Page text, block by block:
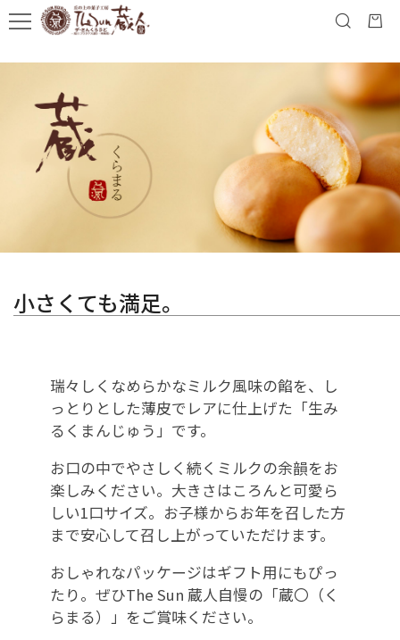
小さくても満足。
瑞々しくなめらかなミルク風味の餡を、し
っとりとした薄皮でレアに仕上げた「生み
るくまんじゅう」です。
お口の中でやさしく続くミルクの余韻をお
楽しみください。大きさはころんと可愛ら
しい1口サイズ。お子様からお年を召した方
まで安心して召し上がっていただけます。
おしゃれなパッケージはギフト用にもぴっ
たり。ぜひThe Sun 蔵人自慢の「蔵〇（く
らまる）」をご賞味ください。